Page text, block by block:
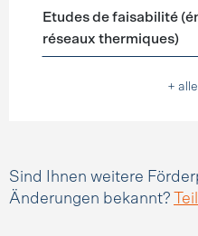
Etudes de faisabilité
réseaux thermiques)
+
Sind Ihnen weitere
Änderungen bekannt?